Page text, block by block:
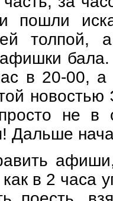
пошли
толпой,
в 20-00, а
не в
Дальше
как в 2 часа